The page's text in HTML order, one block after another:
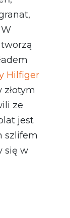
Hilfiger
złotym
ze
jest
szlifem
się w